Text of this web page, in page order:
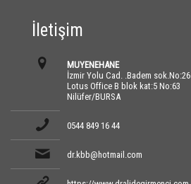
İletişim
MUYENEHANE
İzmir Yolu Cad. .Badem sok.No:26
Lotus Office B blok kat:5 No:63
Nilüfer/BURSA
0544 849 16 44
dr.kbb@hotmail.com